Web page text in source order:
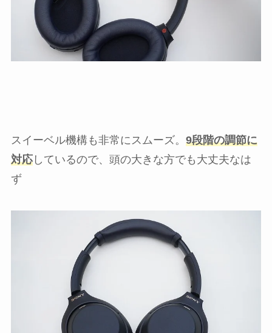
スイーベル機構も非常にスムーズ。 9段階の調節に
対応しているので、頭の大きな方でも大丈夫なは
ず